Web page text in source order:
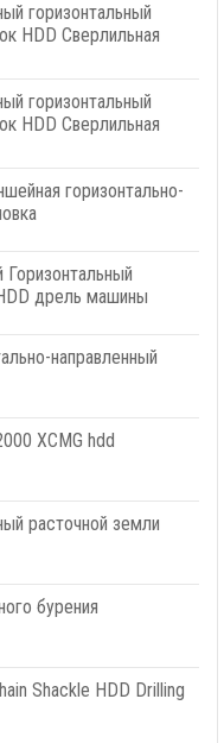
горизонтальный
HDD Сверлильная
горизонтальный
HDD Сверлильная
горизонтально-
дрель машины
направленный
XCMG hdd
расточной земли
бурения
Shackle HDD Drilling